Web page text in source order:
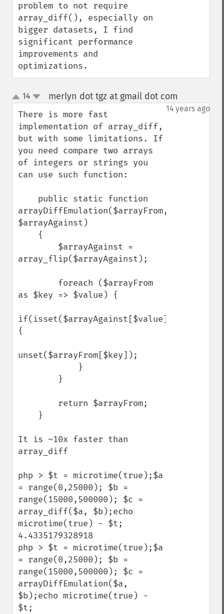
problem to not require
array_diff(), especially on
bigger datasets, I find
significant performance
improvements and
optimizations.
up
down
14 merlyn dot tgz at gmail dot com
14 years ago
There is more fast
implementation of array_diff,
but with some limitations. If
you need compare two arrays
of integers or strings you
can use such function:
arrayDiffEmulation($arrayFrom,
$arrayAgainst)
array_flip($arrayAgainst);
as $key => $value) {
if(isset($arrayAgainst[$value]))
{
unset($arrayFrom[$key]);
It is ~10x faster than
array_diff
php > $t = microtime(true);$a
= range(0,25000); $b =
range(15000,500000); $c =
array_diff($a, $b);echo
microtime(true) - $t;
4.4335179328918
php > $t = microtime(true);$a
= range(0,25000); $b =
range(15000,500000); $c =
arrayDiffEmulation($a,
$b);echo microtime(true) -
$t;